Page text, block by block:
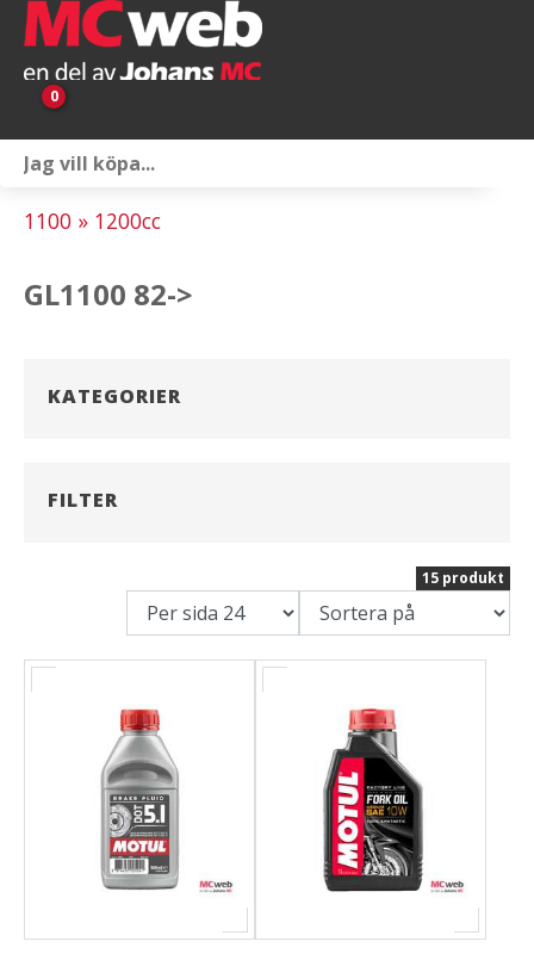
0
1100 » 1200cc
GL1100 82->
KATEGORIER
FILTER
15 produkt